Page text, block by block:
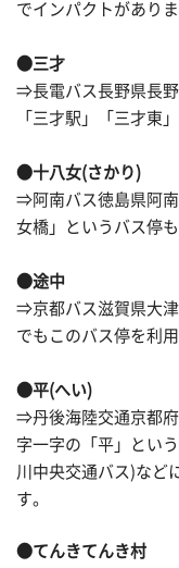
でインパクトがありま
●三才
⇒長電バス長野県長
「三才駅」「三才東
●十八女(さかり)
⇒阿南バス徳島県阿
女橋」というバス停も
●途中
⇒京都バス滋賀県大
でもこのバス停を利
●平(へい)
⇒丹後海陸交通京都
字一字の「平」とい
川中央交通バス)など
す。
●てんきてんき村